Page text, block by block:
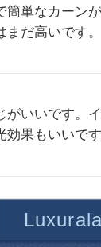
簡単なカーン
だ高いです。
がいいです。
果もいいです